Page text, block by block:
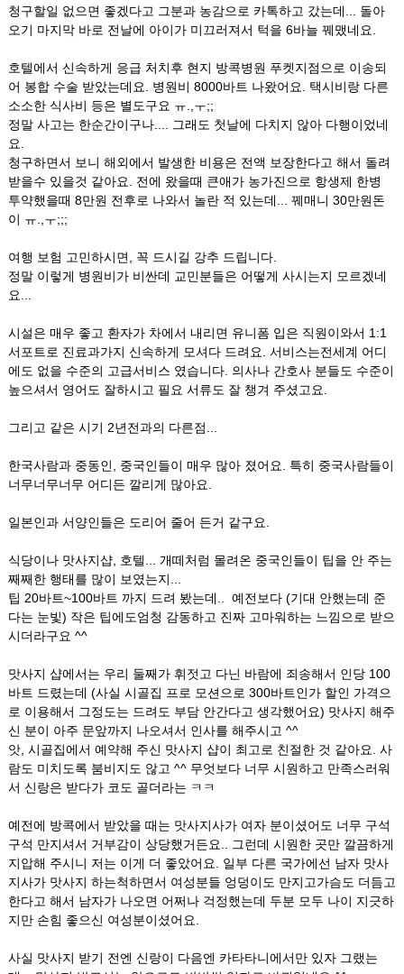
청구할일 없으면 좋겠다고 그분과 농감으로 카톡하고 갔는데... 돌아
오기 마지막 바로 전날에 아이가 미끄러져서 턱을 6바늘 꿰맸네요.
호텔에서 신속하게 응급 처치후 현지 방콕병원 푸켓지점으로 이송되
어 봉합 수술 받았는데요. 병원비 8000바트 나왔어요. 택시비랑 다른
소소한 식사비 등은 별도구요 ㅠ.,ㅜ;;
정말 사고는 한순간이구나.... 그래도 첫날에 다치지 않아 다행이었네
요.
청구하면서 보니 해외에서 발생한 비용은 전액 보장한다고 해서 돌려
받을수 있을것 같아요. 전에 왔을때 큰애가 농가진으로 항생제 한병
투약했을때 8만원 전후로 나와서 놀란 적 있는데... 꿰매니 30만원돈
이 ㅠ.,ㅜ;;;
여행 보험 고민하시면, 꼭 드시길 강추 드립니다.
정말 이렇게 병원비가 비싼데 교민분들은 어떻게 사시는지 모르겠네
요...
시설은 매우 좋고 환자가 차에서 내리면 유니폼 입은 직원이와서 1:1
서포트로 진료과가지 신속하게 모셔다 드려요. 서비스는전세계 어디
에도 없을 수준의 고급서비스 였습니다. 의사나 간호사 분들도 수준이
높으셔서 영어도 잘하시고 필요 서류도 잘 챙겨 주셨고요.
그리고 같은 시기 2년전과의 다른점...
한국사람과 중동인, 중국인들이 매우 많아 졌어요. 특히 중국사람들이
너무너무너무 어디든 깔리게 많아요.
일본인과 서양인들은 도리어 줄어 든거 같구요.
식당이나 맛사지샵, 호텔... 개떼처럼 몰려온 중국인들이 팁을 안 주는
째째한 행태를 많이 보였는지...
팁 20바트~100바트 까지 드려 봤는데.. 예전보다 (기대 안했는데 준
다는 눈빛) 작은 팁에도엄청 감동하고 진짜 고마워하는 느낌으로 받으
시더라구요 ^^
맛사지 샵에서는 우리 둘째가 휘젓고 다닌 바람에 죄송해서 인당 100
바트 드렸는데 (사실 시골집 프로 모션으로 300바트인가 할인 가격으
로 이용해서 그정도는 드려도 부담 안간다고 생각했어요) 맛사지 해주
신 분이 아주 문앞까지 나오셔서 인사를 해주시고 ^^
앗, 시골집에서 예약해 주신 맛사지 샵이 최고로 친절한 것 같아요. 사
람도 미치도록 붐비지도 않고 ^^ 무엇보다 너무 시원하고 만족스러워
서 신랑은 받다가 코도 골더라는 ㅋㅋ
예전에 방콕에서 받았을 때는 맛사지사가 여자 분이셨어도 너무 구석
구석 만지셔서 거부감이 상당했거든요.. 그런데 시원한 곳만 깔끔하게
지압해 주시니 저는 이게 더 좋았어요. 일부 다른 국가에선 남자 맛사
지사가 맛사지 하는척하면서 여성분들 엉덩이도 만지고가슴도 더듬고
한다고 해서 남자가 나오면 어쩌나 걱정했는데 두분 모두 나이 지긋하
지만 손힘 좋으신 여성분이셨어요.
사실 맛사지 받기 전엔 신랑이 다음엔 카타타니에서만 있자 그랬는